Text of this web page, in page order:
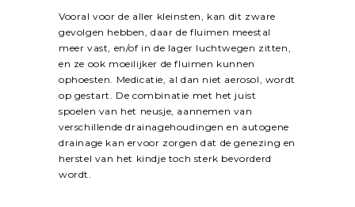
Vooral voor de aller kleinsten, kan dit zware
gevolgen hebben, daar de fluimen meestal
meer vast, en/of in de lager luchtwegen zitten,
en ze ook moeilijker de fluimen kunnen
ophoesten. Medicatie, al dan niet aerosol, wordt
op gestart. De combinatie met het juist
spoelen van het neusje, aannemen van
verschillende drainagehoudingen en autogene
drainage kan ervoor zorgen dat de genezing en
herstel van het kindje toch sterk bevorderd
wordt.